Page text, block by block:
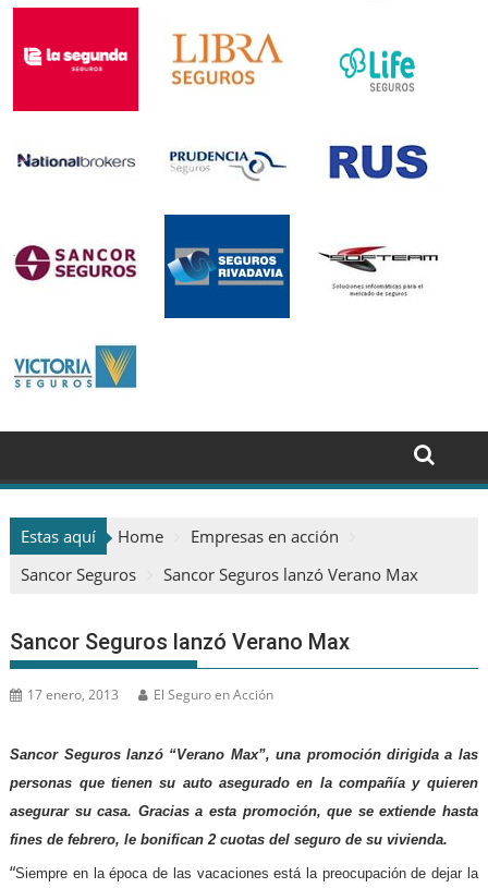
Estas aquí Home
Empresas en acción
Sancor Seguros
Sancor Seguros lanzó Verano Max
Sancor Seguros lanzó Verano Max
17 enero, 2013 El Seguro en Acción
Sancor Seguros lanzó “Verano Max”, una promoción dirigida a las
personas que tienen su auto asegurado en la compañía y quieren
asegurar su casa. Gracias a esta promoción, que se extiende hasta
fines de febrero, le bonifican 2 cuotas del seguro de su vivienda.
“Siempre en la época de las vacaciones está la preocupación de dejar la